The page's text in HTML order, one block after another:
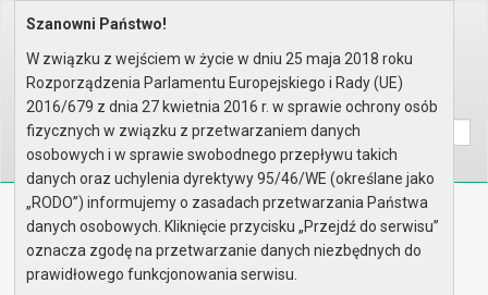
Home Organy Rada Miejska
Posiedzenie z dnia 27.06.2016
Wyszukaj na stronie:
AAA
Biuletyn Informacji Publicznej
Urząd Miasta i Gminy w Gryfinie
Szanowni Państwo!
W związku z wejściem w życie w dniu 25 maja 2018 roku
Rozporządzenia Parlamentu Europejskiego i Rady (UE)
2016/679 z dnia 27 kwietnia 2016 r. w sprawie ochrony osób
fizycznych w związku z przetwarzaniem danych
osobowych i w sprawie swobodnego przepływu takich
danych oraz uchylenia dyrektywy 95/46/WE (określane jako
„RODO”) informujemy o zasadach przetwarzania Państwa
danych osobowych. Kliknięcie przycisku „Przejdź do serwisu”
oznacza zgodę na przetwarzanie danych niezbędnych do
prawidłowego funkcjonowania serwisu.